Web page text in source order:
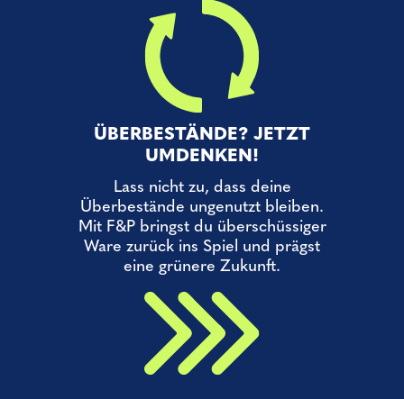
ÜBERBESTÄNDE? JETZT
UMDENKEN!
Lass nicht zu, dass deine
Überbestände ungenutzt bleiben.
Mit F&P bringst du überschüssiger
Ware zurück ins Spiel und prägst
eine grünere Zukunft.